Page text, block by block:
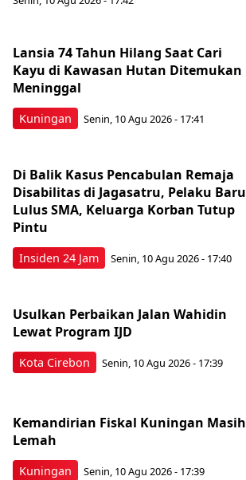
Kuningan
Lansia 74 Tahun Hilang Saat Cari
Kayu di Kawasan Hutan Ditemukan
Meninggal
Senin, 10 Agu 2026 - 17:41
Insiden 24 Jam
Di Balik Kasus Pencabulan Remaja
Disabilitas di Jagasatru, Pelaku Baru
Lulus SMA, Keluarga Korban Tutup
Pintu
Senin, 10 Agu 2026 - 17:40
Kota Cirebon
Usulkan Perbaikan Jalan Wahidin
Lewat Program IJD
Senin, 10 Agu 2026 - 17:39
Kuningan
Kemandirian Fiskal Kuningan Masih
Lemah
Senin, 10 Agu 2026 - 17:39